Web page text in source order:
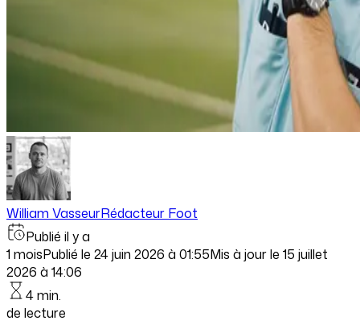
William VasseurRédacteur Foot
Publié il y a
1 moisPublié le 24 juin 2026 à 01:55Mis à jour le 15 juillet
2026 à 14:06
4 min.
de lecture